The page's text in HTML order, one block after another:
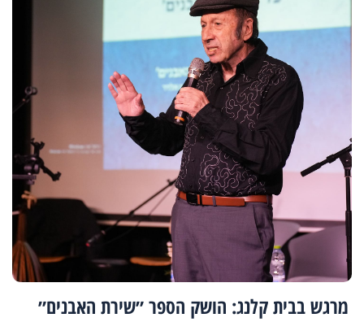
מרגש בבית קלנג: הושק הספר ״שירת האבנים״